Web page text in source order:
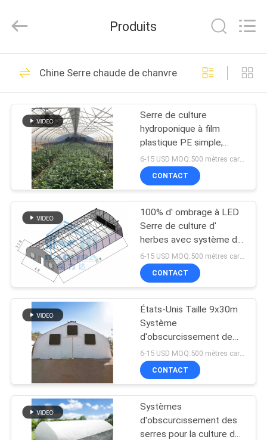
MAISON
PRODUITS
EXPOSITION
SUJET
DE
NOUS
VISITE
D'USINE
CONTRÔLE
DE
QUALITÉ
Fittings
Ltd..
Reserved.
serre chaude légère
de privation
58
Serre chaude
automatique de
panne d'électricité
90
Serre chaude de
polycarbonate
Produits
Chine Serre chaude de chanvre
Serre de culture
hydroponique à film
plastique PE simple,
occultant, avec film noir
et blanc, pour la culture
d'herbes aromatiques de
6-15 USD MOQ:500 mètres carrés
CONTACT
100% d' ombrage à LED
Serre de culture d'
herbes avec système d'
éteinte
CONTACT
États-Unis Taille 9x30m
Système
d'obscurcissement de
serre à herbe à l'ombre
totale
CONTACT
Systèmes
d'obscurcissement des
serres pour la culture des